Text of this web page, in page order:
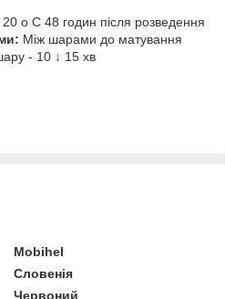
o C 48 годин після розведення
Між шарами до матування
- 10 ↓ 15 хв
Mobihel
Словенія
Червоний